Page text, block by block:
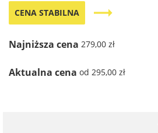
CENA STABILNA trending_flat
Najniższa cena 279,00 zł
Aktualna cena od 295,00 zł